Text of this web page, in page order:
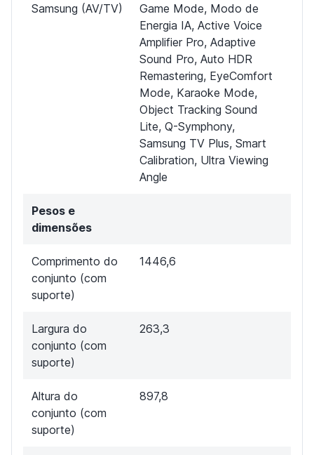
Samsung (AV/TV)
Game Mode, Modo de
Energia IA, Active Voice
Amplifier Pro, Adaptive
Sound Pro, Auto HDR
Remastering, EyeComfort
Mode, Karaoke Mode,
Object Tracking Sound
Lite, Q-Symphony,
Samsung TV Plus, Smart
Calibration, Ultra Viewing
Angle
Pesos e
dimensões
Comprimento do
conjunto (com
suporte)
1446,6
Largura do
conjunto (com
suporte)
263,3
Altura do
conjunto (com
suporte)
897,8